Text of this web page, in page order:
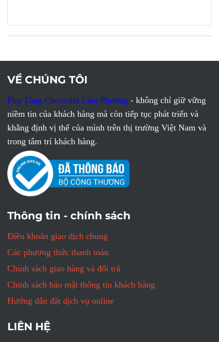
VỀ CHÚNG TÔI
Phụ Tùng Chevrolet Liên Phương - không chỉ giữ vững
niềm tin của khách hàng mà còn tiếp tục phát triển và
khẳng định vị thế của mình trên thị trường Việt Nam và
trong tâm trí khách hàng.
Thông tin - chính sách
Điều khoản giao dịch chung
Các phương thức thanh toán
Chính sách giao hàng và đổi trả
Chính sách bảo mật thông tin khách hàng
Hướng dẫn đặt dịch vụ online
LIÊN HỆ